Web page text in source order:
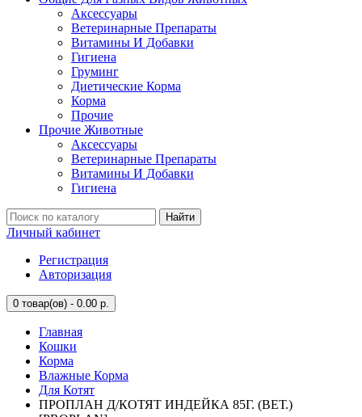
Аксессуары
Ветеринарные Препараты
Витамины И Добавки
Гигиена
Груминг
Диетические Корма
Корма
Прочие
Прочие Животные
Аксессуары
Ветеринарные Препараты
Витамины И Добавки
Гигиена
Найти
Личный кабинет
Регистрация
Авторизация
0 товар(ов) - 0.00 р.
Главная
Кошки
Корма
Влажные Корма
Для Котят
ПРОПЛАН Д/КОТЯТ ИНДЕЙКА 85Г. (ВЕТ.)